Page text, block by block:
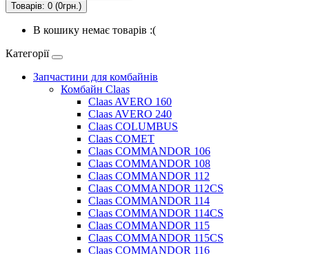
Товарів: 0 (0грн.)
В кошику немає товарів :(
Категорії
Запчастини для комбайнів
Комбайн Claas
Claas AVERO 160
Claas AVERO 240
Claas COLUMBUS
Claas COMET
Claas COMMANDOR 106
Claas COMMANDOR 108
Claas COMMANDOR 112
Claas COMMANDOR 112CS
Claas COMMANDOR 114
Claas COMMANDOR 114CS
Claas COMMANDOR 115
Claas COMMANDOR 115CS
Claas COMMANDOR 116